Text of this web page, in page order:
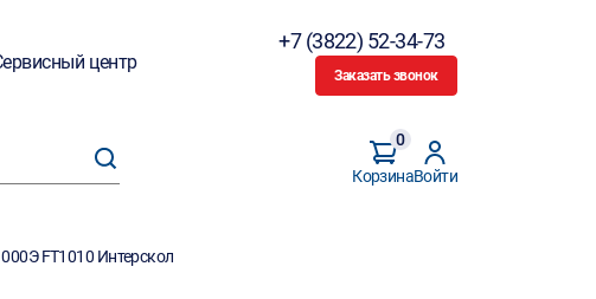
центр
+7 (3822) 52-34-73
Заказать звонок
Корзина
0
Войти
FT1010 Интерскол